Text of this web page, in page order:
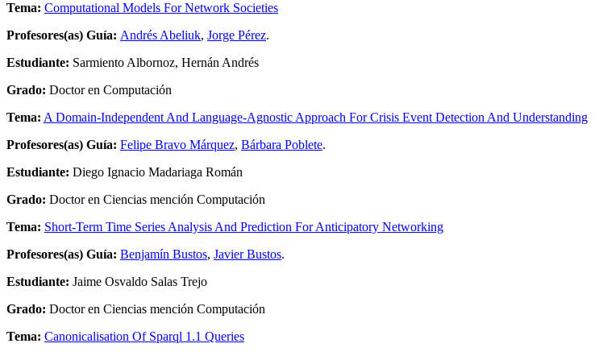
Tema: Computational Models For Network Societies
Profesores(as) Guía: Andrés Abeliuk, Jorge Pérez.
Estudiante: Sarmiento Albornoz, Hernán Andrés
Grado: Doctor en Computación
Tema: A Domain-Independent And Language-Agnostic Approach For Crisis Event Detection And Understanding
Profesores(as) Guía: Felipe Bravo Márquez, Bárbara Poblete.
Estudiante: Diego Ignacio Madariaga Román
Grado: Doctor en Ciencias mención Computación
Tema: Short-Term Time Series Analysis And Prediction For Anticipatory Networking
Profesores(as) Guía: Benjamín Bustos, Javier Bustos.
Estudiante: Jaime Osvaldo Salas Trejo
Grado: Doctor en Ciencias mención Computación
Tema: Canonicalisation Of Sparql 1.1 Queries